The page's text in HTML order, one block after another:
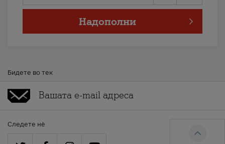
Надополни
Бидете во тек
Следете нè